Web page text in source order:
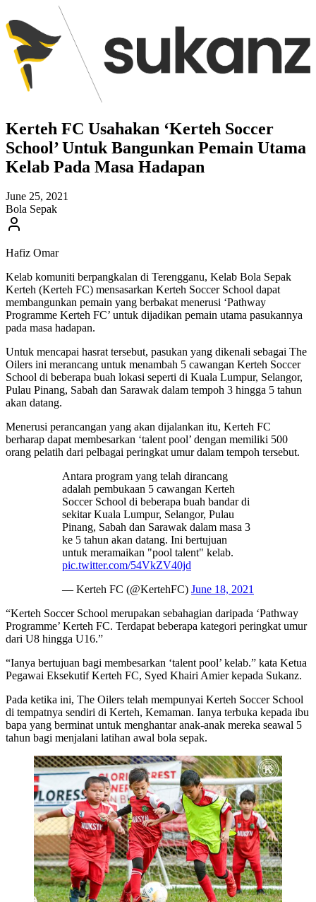
Kerteh FC Usahakan ‘Kerteh Soccer
School’ Untuk Bangunkan Pemain Utama
Kelab Pada Masa Hadapan
June 25, 2021
Bola Sepak
Hafiz Omar
Kelab komuniti berpangkalan di Terengganu, Kelab Bola Sepak
Kerteh (Kerteh FC) mensasarkan Kerteh Soccer School dapat
membangunkan pemain yang berbakat menerusi ‘Pathway
Programme Kerteh FC’ untuk dijadikan pemain utama pasukannya
pada masa hadapan.
Untuk mencapai hasrat tersebut, pasukan yang dikenali sebagai The
Oilers ini merancang untuk menambah 5 cawangan Kerteh Soccer
School di beberapa buah lokasi seperti di Kuala Lumpur, Selangor,
Pulau Pinang, Sabah dan Sarawak dalam tempoh 3 hingga 5 tahun
akan datang.
Menerusi perancangan yang akan dijalankan itu, Kerteh FC
berharap dapat membesarkan ‘talent pool’ dengan memiliki 500
orang pelatih dari pelbagai peringkat umur dalam tempoh tersebut.
Antara program yang telah dirancang
adalah pembukaan 5 cawangan Kerteh
Soccer School di beberapa buah bandar di
sekitar Kuala Lumpur, Selangor, Pulau
Pinang, Sabah dan Sarawak dalam masa 3
ke 5 tahun akan datang. Ini bertujuan
untuk meramaikan "pool talent" kelab.
pic.twitter.com/54VkZV40jd
— Kerteh FC (@KertehFC) June 18, 2021
“Kerteh Soccer School merupakan sebahagian daripada ‘Pathway
Programme’ Kerteh FC. Terdapat beberapa kategori peringkat umur
dari U8 hingga U16.”
“Ianya bertujuan bagi membesarkan ‘talent pool’ kelab.” kata Ketua
Pegawai Eksekutif Kerteh FC, Syed Khairi Amier kepada Sukanz.
Pada ketika ini, The Oilers telah mempunyai Kerteh Soccer School
di tempatnya sendiri di Kerteh, Kemaman. Ianya terbuka kepada ibu
bapa yang berminat untuk menghantar anak-anak mereka seawal 5
tahun bagi menjalani latihan awal bola sepak.